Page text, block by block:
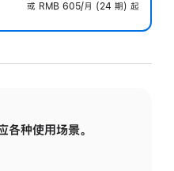
或 RMB 605/月 (24 期) 起
各种使用场景。